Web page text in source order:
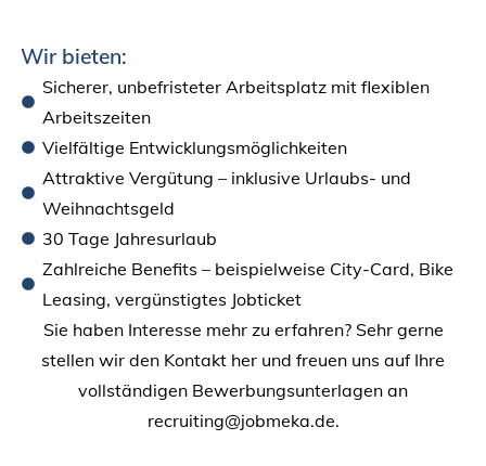
Wir bieten:
Sicherer, unbefristeter Arbeitsplatz mit flexiblen
Arbeitszeiten
Vielfältige Entwicklungsmöglichkeiten
Attraktive Vergütung – inklusive Urlaubs- und
Weihnachtsgeld
30 Tage Jahresurlaub
Zahlreiche Benefits – beispielweise City-Card, Bike
Leasing, vergünstigtes Jobticket
Sie haben Interesse mehr zu erfahren? Sehr gerne
stellen wir den Kontakt her und freuen uns auf Ihre
vollständigen Bewerbungsunterlagen an
recruiting@jobmeka.de.